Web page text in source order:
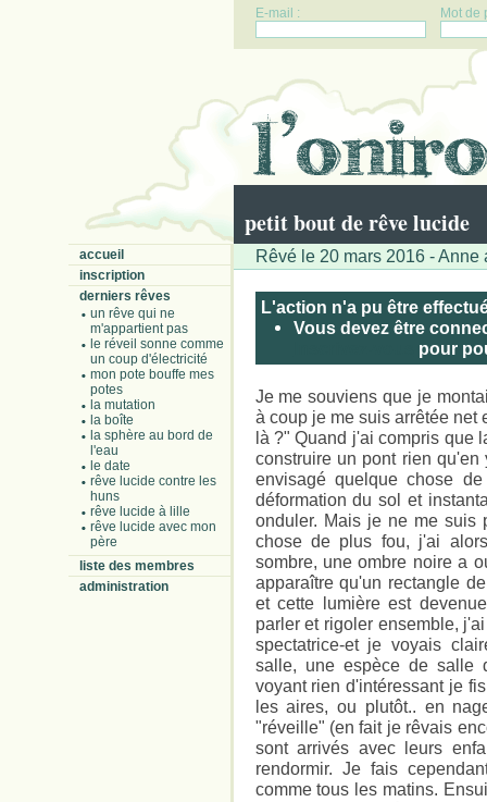
E-mail : Mot de
petit bout de rêve lucide
accueil
inscription
derniers rêves
un rêve qui ne
m'appartient pas
le réveil sonne comme
un coup d'électricité
mon pote bouffe mes
potes
la mutation
la boîte
la sphère au bord de
l'eau
le date
rêve lucide contre les
huns
rêve lucide à lille
rêve lucide avec mon
père
liste des membres
administration
Rêvé le 20 mars 2016 - Anne
L'action n'a pu être
Vous devez être
pour
Je me souviens que je
à coup je me suis arrêtée net
là ?" Quand j'ai compris que
construire un pont rien
envisagé quelque chose
déformation du sol et
onduler. Mais je ne me suis
chose de plus fou, j'ai
sombre, une ombre noire a
apparaître qu'un rectangle
et cette lumière est
parler et rigoler ensemble,
spectatrice-et je voyais
salle, une espèce de salle
voyant rien d'intéressant je
les aires, ou plutôt.. en
"réveille" (en fait je rêvais
sont arrivés avec leurs
rendormir. Je fais
comme tous les matins.